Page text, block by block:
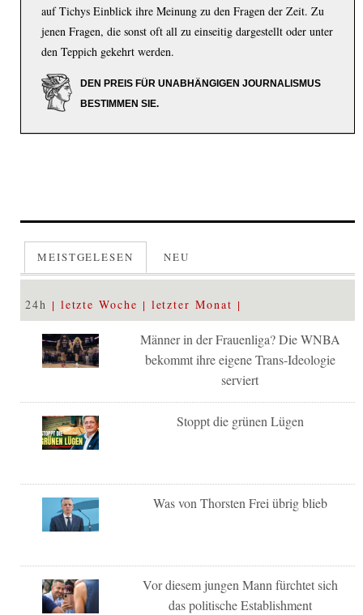
auf Tichys Einblick ihre Meinung zu den Fragen der Zeit. Zu
jenen Fragen, die sonst oft all zu einseitig dargestellt oder unter
den Teppich gekehrt werden.
DEN PREIS FÜR UNABHÄNGIGEN JOURNALISMUS
BESTIMMEN SIE.
MEISTGELESEN NEU
24h letzte Woche letzter Monat
Männer in der Frauenliga? Die WNBA
bekommt ihre eigene Trans-Ideologie
serviert
Stoppt die grünen Lügen
Was von Thorsten Frei übrig blieb
Vor diesem jungen Mann fürchtet sich
das politische Establishment